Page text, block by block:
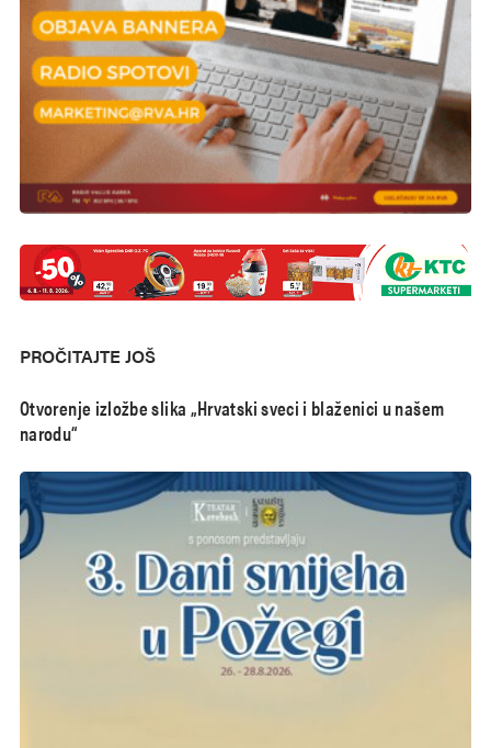
PROČITAJTE JOŠ
Otvorenje izložbe slika „Hrvatski sveci i blaženici u našem
narodu“